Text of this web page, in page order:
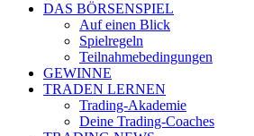
DAS BÖRSENSPIEL
Auf einen Blick
Spielregeln
Teilnahmebedingungen
GEWINNE
TRADEN LERNEN
Trading-Akademie
Deine Trading-Coaches